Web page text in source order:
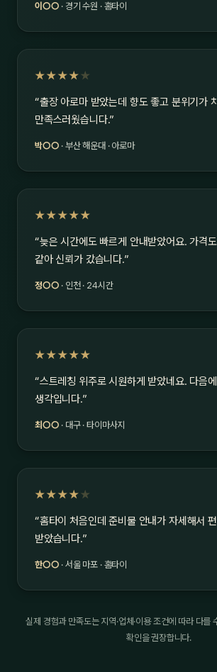
이○○ · 경기 수원 · 홈타이
★★★★ ★
“출장 아로마 받았는데 향도 좋고 분위기가
만족스러웠습니다.”
박○○ · 부산 해운대 · 아로마
★★★★★
“늦은 시간에도 빠르게 안내받았어요. 가격
같아 신뢰가 갔습니다.”
정○○ · 인천 · 24시간
★★★★★
“스트레칭 위주로 시원하게 받았네요. 다음
생각입니다.”
최○○ · 대구 · 타이마사지
★★★★ ★
“홈타이 처음인데 준비물 안내가 자세해서
받았습니다.”
한○○ · 서울 마포 · 홈타이
실제 경험과 만족도는 지역·업체·이용 조건에 따라 다를
확인을 권장합니다.